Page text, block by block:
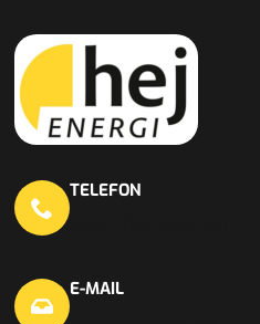
TELEFON
E-MAIL